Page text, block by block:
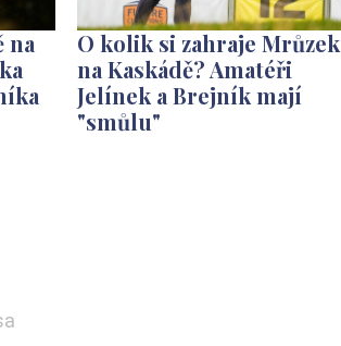
na
O kolik si zahraje Mrůzek
na Kaskádě? Amatéři
Jelínek a Brejník mají
"smůlu"